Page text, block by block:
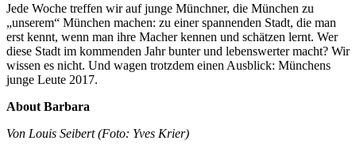
Jede Woche treffen wir auf junge Münchner, die München zu
„unserem“ München machen: zu einer spannenden Stadt, die man
erst kennt, wenn man ihre Macher kennen und schätzen lernt. Wer
diese Stadt im kommenden Jahr bunter und lebenswerter macht? Wir
wissen es nicht. Und wagen trotzdem einen Ausblick: Münchens
junge Leute 2017.
About Barbara
Von Louis Seibert (Foto: Yves Krier)